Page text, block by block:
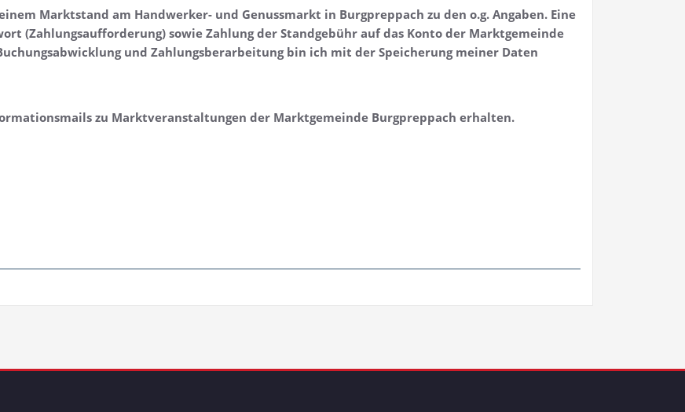
Marktstand am Handwerker- und Genussmarkt in Burgpreppach zu den o.g. Angaben. Eine
(Zahlungsaufforderung) sowie Zahlung der Standgebühr auf das Konto der Marktgemeinde
und Zahlungsberarbeitung bin ich mit der Speicherung meiner Daten
zu Marktveranstaltungen der Marktgemeinde Burgpreppach erhalten.